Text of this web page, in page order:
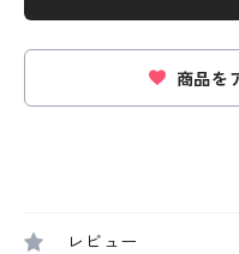
商品を
レビュー